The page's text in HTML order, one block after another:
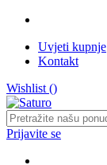
Uvjeti kupnje
Kontakt
Wishlist ()
Prijavite se